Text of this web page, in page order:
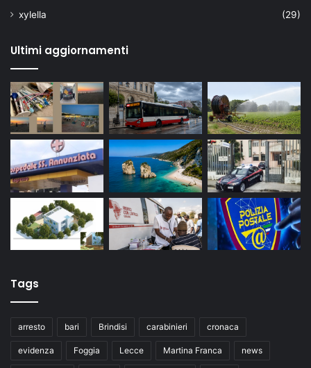
xylella
(29)
Ultimi aggiornamenti
Tags
arresto bari Brindisi carabinieri cronaca
evidenza Foggia Lecce Martina Franca news